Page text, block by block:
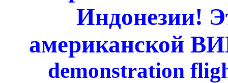
Индонезии!
американской
demonstration